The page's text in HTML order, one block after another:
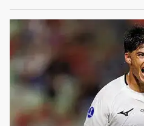
Estudiantes confirmó